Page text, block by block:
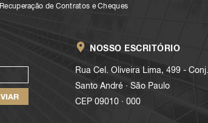
Recuperação de Contratos e Cheques
NOSSO ESCRITÓRIO
Rua Cel. Oliveira Lima, 499 -
Santo André . São Paulo
CEP 09010 . 000